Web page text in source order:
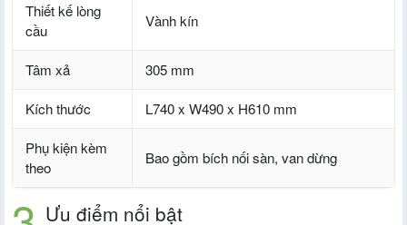
Thiết kế lòng
cầu
Vành kín
Tâm xả 305 mm
Kích thước L740 x W490 x H610 mm
Phụ kiện kèm
theo
Bao gồm bích nối sàn, van dừng
Ưu điểm nổi bật